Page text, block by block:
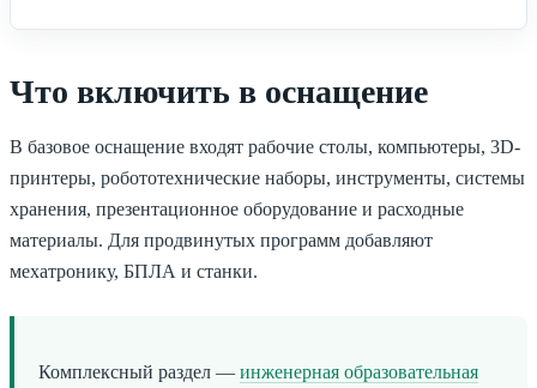
Что включить в оснащение
В базовое оснащение входят рабочие столы, компьютеры, 3D-
принтеры, робототехнические наборы, инструменты, системы
хранения, презентационное оборудование и расходные
материалы. Для продвинутых программ добавляют
мехатронику, БПЛА и станки.
Комплексный раздел — инженерная образовательная